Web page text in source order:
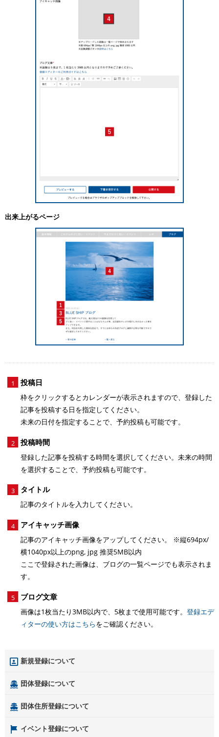
出来上がるページ
1 投稿日
枠をクリックするとカレンダーが表示されますので、登録した
記事を投稿する日を指定してください。
未来の日付を指定することで、予約投稿も可能です。
2 投稿時間
登録した記事を投稿する時間を選択してください。未来の時間
を選択することで、予約投稿も可能です。
3 タイトル
記事のタイトルを入力してください。
4 アイキャッチ画像
記事のアイキャッチ画像をアップしてください。 ※縦694px/
横1040px以上のpng, jpg 推奨5MB以内
ここで登録された画像は、ブログの一覧ページでも表示されま
す。
5 ブログ文章
画像は1枚当たり3MB以内で、5枚まで使用可能です。 登録エデ
ィターの使い方はこちらをご確認ください。
新規登録について
団体登録について
団体住所登録について
イベント登録について